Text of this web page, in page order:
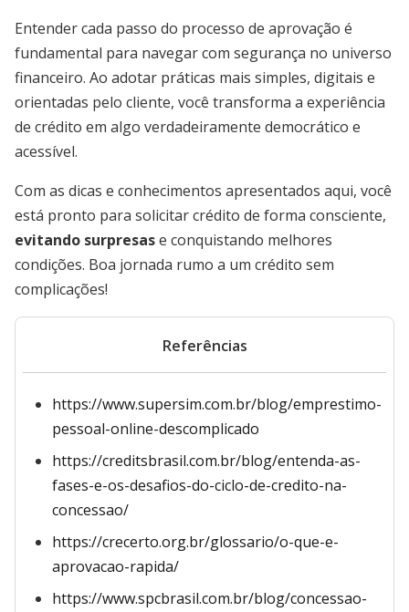
Entender cada passo do processo de aprovação é
fundamental para navegar com segurança no universo
financeiro. Ao adotar práticas mais simples, digitais e
orientadas pelo cliente, você transforma a experiência
de crédito em algo verdadeiramente democrático e
acessível.
Com as dicas e conhecimentos apresentados aqui, você
está pronto para solicitar crédito de forma consciente,
evitando surpresase conquistando melhores
condições. Boa jornada rumo a um crédito sem
complicações!
Referências
https://www.supersim.com.br/blog/emprestimo-
pessoal-online-descomplicado
https://creditsbrasil.com.br/blog/entenda-as-
fases-e-os-desafios-do-ciclo-de-credito-na-
concessao/
https://crecerto.org.br/glossario/o-que-e-
aprovacao-rapida/
https://www.spcbrasil.com.br/blog/concessao-